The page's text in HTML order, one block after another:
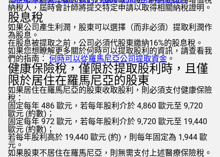
納稅人，屆時會計師將提交特定申請以取得相關納稅證明。
股息稅
如果公司產生利潤，股東可以選擇（而非必須）提取利潤作
為股息。
在股息被提取之前，公司必須代股東繳納16%的股息稅。
如果您想瞭解更多關於何時可以提取股利的資訊，請查看我
們的指南： 何時可以從羅馬尼亞公司提取資金 。
健康保險稅，僅限於提取股利時，且僅
限於居住在羅馬尼亞的股東
如果居住在羅馬尼亞的股東收取股利，則必須支付健康保險
稅：
固定每年 486 歐元，若每年股利介於 4,860 歐元至 9,720
歐元 (約數)；
固定每年 972 歐元，若每年股利介於 9,720 歐元至 19,440
歐元 (約數)；
若每年股利高於 19,440 歐元 (約)，則每年固定為 1,944 歐
元。
如果股東不居住在羅馬尼亞，則無需支付上述醫療保險稅。